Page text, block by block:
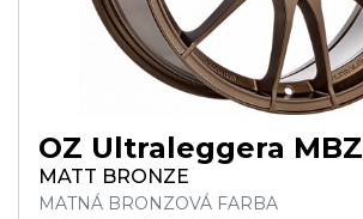
OZ Ultraleggera MBZ
MATT BRONZE
MATNÁ BRONZOVÁ FARBA